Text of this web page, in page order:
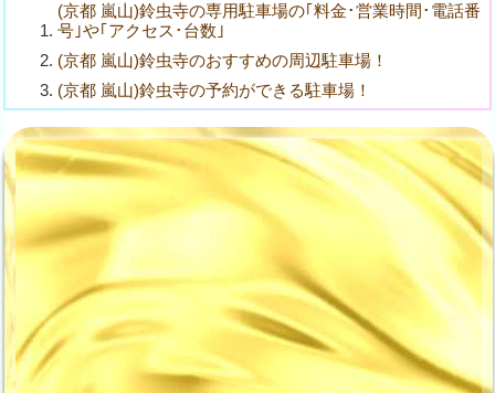
(京都 嵐山)鈴虫寺の専用駐車場の｢料金･営業時間･電話番
号｣や｢アクセス･台数｣
(京都 嵐山)鈴虫寺のおすすめの周辺駐車場！
(京都 嵐山)鈴虫寺の予約ができる駐車場！